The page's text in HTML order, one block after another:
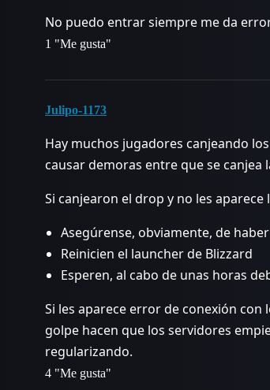
No puedo entrar siempre me da
1 "Me gusta"
Julipo-1173
Hay muchos jugadores canjeando
causar demoras entre que se canjea
Si canjearon el drop y no les
Asegúrense, obviamente, de
Reinicien el launcher de Blizzard
Esperen, al cabo de unas horas
Si les aparece error de conexión
golpe hacen que los servidores
regularizando.
4 "Me gusta"